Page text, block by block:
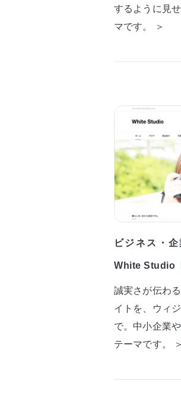
するように見
マです。 ＞
ビジネス・
White Studio
誠実さが伝わ
イトを、ウィ
で。中小企業
テーマです。 ＞